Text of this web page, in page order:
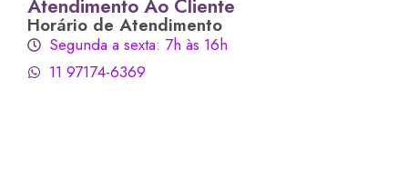
Atendimento Ao Cliente
Horário de Atendimento
Segunda a sexta: 7h às 16h
11 97174-6369